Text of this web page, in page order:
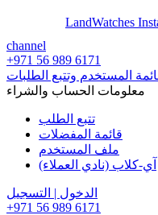
LandWatches
channel
+971 56 989 6171
المستخدم وتتبع الطلبات
معلومات الحساب والشراء
تتبع الطلب
قائمة المفضلات
ملف المستخدم
آي-كلاب (نادي العملاء)
الدخول | التسجيل
+971 56 989 6171